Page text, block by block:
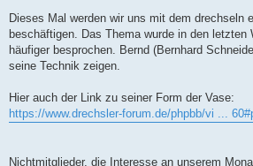
Dieses Mal werden wir uns mit dem drechseln
beschäftigen. Das Thema wurde in den letzten
häufiger besprochen. Bernd (Bernhard
seine Technik zeigen.
Hier auch der Link zu seiner Form der Vase:
https://www.drechsler-forum.de/phpbb/vi ...
Nichtmitglieder, die Interesse an unserem